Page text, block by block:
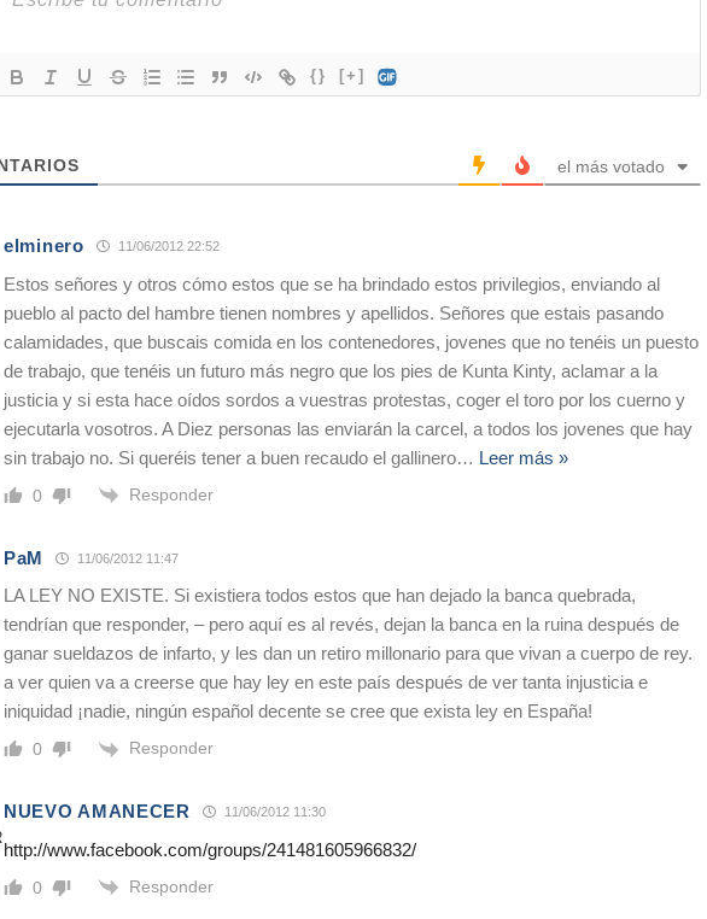
{} [+]
el más votado
elminero 11/06/2012 22:52
Estos señores y otros cómo estos que se ha brindado estos privilegios, enviando al
pueblo al pacto del hambre tienen nombres y apellidos. Señores que estais pasando
calamidades, que buscais comida en los contenedores, jovenes que no tenéis un puesto
de trabajo, que tenéis un futuro más negro que los pies de Kunta Kinty, aclamar a la
justicia y si esta hace oídos sordos a vuestras protestas, coger el toro por los cuerno y
ejecutarla vosotros. A Diez personas las enviarán la carcel, a todos los jovenes que hay
sin trabajo no. Si queréis tener a buen recaudo el gallinero… Leer más »
0 Responder
PaM 11/06/2012 11:47
LA LEY NO EXISTE. Si existiera todos estos que han dejado la banca quebrada,
tendrían que responder, – pero aquí es al revés, dejan la banca en la ruina después de
ganar sueldazos de infarto, y les dan un retiro millonario para que vivan a cuerpo de rey.
a ver quien va a creerse que hay ley en este país después de ver tanta injusticia e
iniquidad ¡nadie, ningún español decente se cree que exista ley en España!
0 Responder
NUEVO AMANECER 11/06/2012 11:30
http://www.facebook.com/groups/241481605966832/
0 Responder